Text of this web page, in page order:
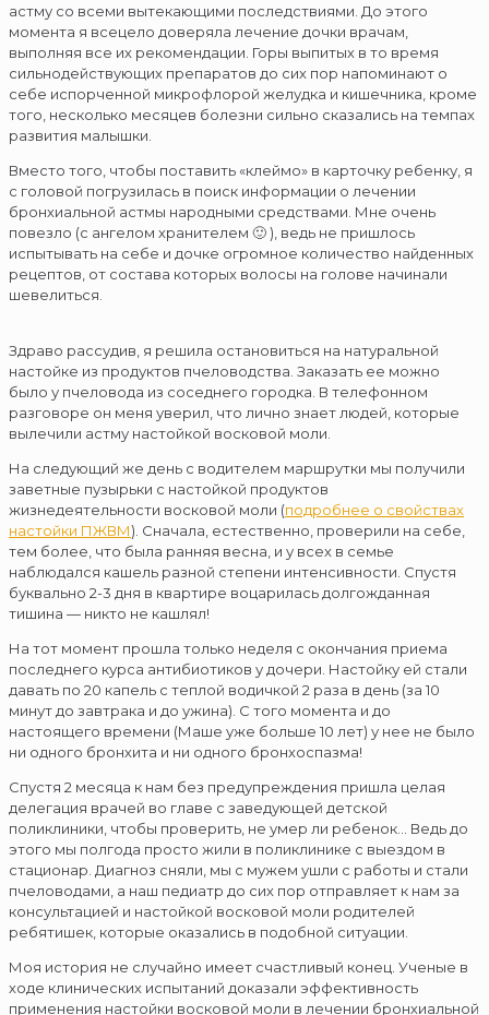
астму со всеми вытекающими последствиями. До этого
момента я всецело доверяла лечение дочки врачам,
выполняя все их рекомендации. Горы выпитых в то время
сильнодействующих препаратов до сих пор напоминают о
себе испорченной микрофлорой желудка и кишечника, кроме
того, несколько месяцев болезни сильно сказались на темпах
развития малышки.
Вместо того, чтобы поставить «клеймо» в карточку ребенку, я
с головой погрузилась в поиск информации о лечении
бронхиальной астмы народными средствами. Мне очень
повезло (с ангелом хранителем 🙂 ), ведь не пришлось
испытывать на себе и дочке огромное количество найденных
рецептов, от состава которых волосы на голове начинали
шевелиться.
Здраво рассудив, я решила остановиться на натуральной
настойке из продуктов пчеловодства. Заказать ее можно
было у пчеловода из соседнего городка. В телефонном
разговоре он меня уверил, что лично знает людей, которые
вылечили астму настойкой восковой моли.
На следующий же день с водителем маршрутки мы получили
заветные пузырьки с настойкой продуктов
жизнедеятельности восковой моли (подробнее о свойствах
настойки ПЖВМ). Сначала, естественно, проверили на себе,
тем более, что была ранняя весна, и у всех в семье
наблюдался кашель разной степени интенсивности. Спустя
буквально 2-3 дня в квартире воцарилась долгожданная
тишина — никто не кашлял!
На тот момент прошла только неделя с окончания приема
последнего курса антибиотиков у дочери. Настойку ей стали
давать по 20 капель с теплой водичкой 2 раза в день (за 10
минут до завтрака и до ужина). С того момента и до
настоящего времени (Маше уже больше 10 лет) у нее не было
ни одного бронхита и ни одного бронхоспазма!
Спустя 2 месяца к нам без предупреждения пришла целая
делегация врачей во главе с заведующей детской
поликлиники, чтобы проверить, не умер ли ребенок… Ведь до
этого мы полгода просто жили в поликлинике с выездом в
стационар. Диагноз сняли, мы с мужем ушли с работы и стали
пчеловодами, а наш педиатр до сих пор отправляет к нам за
консультацией и настойкой восковой моли родителей
ребятишек, которые оказались в подобной ситуации.
Моя история не случайно имеет счастливый конец. Ученые в
ходе клинических испытаний доказали эффективность
применения настойки восковой моли в лечении бронхиальной